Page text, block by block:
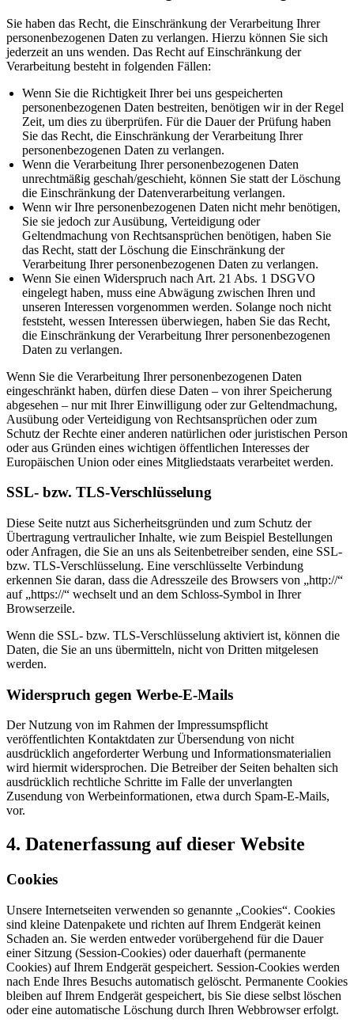
Sie haben das Recht, die Einschränkung der Verarbeitung Ihrer
personenbezogenen Daten zu verlangen. Hierzu können Sie sich
jederzeit an uns wenden. Das Recht auf Einschränkung der
Verarbeitung besteht in folgenden Fällen:
Wenn Sie die Richtigkeit Ihrer bei uns gespeicherten
personenbezogenen Daten bestreiten, benötigen wir in der Regel
Zeit, um dies zu überprüfen. Für die Dauer der Prüfung haben
Sie das Recht, die Einschränkung der Verarbeitung Ihrer
personenbezogenen Daten zu verlangen.
Wenn die Verarbeitung Ihrer personenbezogenen Daten
unrechtmäßig geschah/geschieht, können Sie statt der Löschung
die Einschränkung der Datenverarbeitung verlangen.
Wenn wir Ihre personenbezogenen Daten nicht mehr benötigen,
Sie sie jedoch zur Ausübung, Verteidigung oder
Geltendmachung von Rechtsansprüchen benötigen, haben Sie
das Recht, statt der Löschung die Einschränkung der
Verarbeitung Ihrer personenbezogenen Daten zu verlangen.
Wenn Sie einen Widerspruch nach Art. 21 Abs. 1 DSGVO
eingelegt haben, muss eine Abwägung zwischen Ihren und
unseren Interessen vorgenommen werden. Solange noch nicht
feststeht, wessen Interessen überwiegen, haben Sie das Recht,
die Einschränkung der Verarbeitung Ihrer personenbezogenen
Daten zu verlangen.
Wenn Sie die Verarbeitung Ihrer personenbezogenen Daten
eingeschränkt haben, dürfen diese Daten – von ihrer Speicherung
abgesehen – nur mit Ihrer Einwilligung oder zur Geltendmachung,
Ausübung oder Verteidigung von Rechtsansprüchen oder zum
Schutz der Rechte einer anderen natürlichen oder juristischen Person
oder aus Gründen eines wichtigen öffentlichen Interesses der
Europäischen Union oder eines Mitgliedstaats verarbeitet werden.
SSL- bzw. TLS-Verschlüsselung
Diese Seite nutzt aus Sicherheitsgründen und zum Schutz der
Übertragung vertraulicher Inhalte, wie zum Beispiel Bestellungen
oder Anfragen, die Sie an uns als Seitenbetreiber senden, eine SSL-
bzw. TLS-Verschlüsselung. Eine verschlüsselte Verbindung
erkennen Sie daran, dass die Adresszeile des Browsers von „http://“
auf „https://“ wechselt und an dem Schloss-Symbol in Ihrer
Browserzeile.
Wenn die SSL- bzw. TLS-Verschlüsselung aktiviert ist, können die
Daten, die Sie an uns übermitteln, nicht von Dritten mitgelesen
werden.
Widerspruch gegen Werbe-E-Mails
Der Nutzung von im Rahmen der Impressumspflicht
veröffentlichten Kontaktdaten zur Übersendung von nicht
ausdrücklich angeforderter Werbung und Informationsmaterialien
wird hiermit widersprochen. Die Betreiber der Seiten behalten sich
ausdrücklich rechtliche Schritte im Falle der unverlangten
Zusendung von Werbeinformationen, etwa durch Spam-E-Mails,
vor.
4. Datenerfassung auf dieser Website
Cookies
Unsere Internetseiten verwenden so genannte „Cookies“. Cookies
sind kleine Datenpakete und richten auf Ihrem Endgerät keinen
Schaden an. Sie werden entweder vorübergehend für die Dauer
einer Sitzung (Session-Cookies) oder dauerhaft (permanente
Cookies) auf Ihrem Endgerät gespeichert. Session-Cookies werden
nach Ende Ihres Besuchs automatisch gelöscht. Permanente Cookies
bleiben auf Ihrem Endgerät gespeichert, bis Sie diese selbst löschen
oder eine automatische Löschung durch Ihren Webbrowser erfolgt.